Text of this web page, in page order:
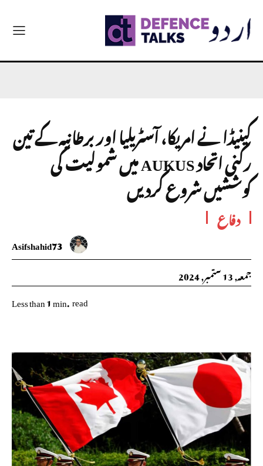
کینیڈا نے امریکا، آسٹریلیا اور برطانیہ کے تین
رکنی اتحاد AUKUS میں شمولیت کی
کوششیں شروع کردیں
دفاع
Asifshahid73
جمعہ, 13 ستمبر, 2024
Less than 1min.read